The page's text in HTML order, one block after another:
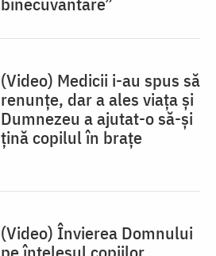
(Video) Medicii i-au spus să
renunțe, dar a ales viața și
Dumnezeu a ajutat-o să-și
țină copilul în brațe
(Video) Învierea Domnului